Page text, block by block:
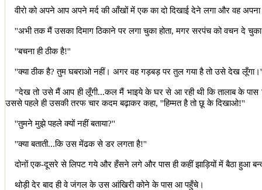
वीरो को अपने आप अपने मर्द की आँखों में एक का दो दिखाई देने लगा और वह
''अभी तक मैं उसका दिमाग ठिकाने पर लगा चुका होता,मगर सरपंच को वचन दे
''बचना ही ठीक है!''
''क्या ठीक है?तुम घबराओ नहीं। अगर वह गड़बड़ पर तुल गया है तो उसे देख लूँगा।
''देख तो उसे मैं आप ही लूँगी...कल मैं भाइये के घर से आ रही थी कि तालाब के
उससे पहले ही उसकी तरफ चार कदम बढ़ाकर कहा, ''हिम्मत है तो छू के दिखाओ!''
''तुमने मुझे पहले क्यों नहीं बताया?''
''क्या बताती...कि उस मेंढक से डर लगता है!''
दोनों एक-दूसरे से लिपट गये और हँसने लगे और पास ही कहीं झाड़ियों में बैठा हुआ
थोड़ी देर बाद ही वे जंगल के उस आंखिरी कोने के पास आ पहुँचे।